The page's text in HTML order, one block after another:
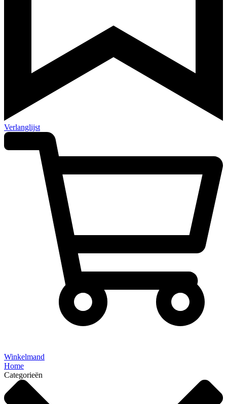
Verlanglijst
Winkelmand
Home
Categorieën